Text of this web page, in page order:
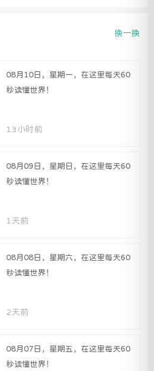
换一换
08月10日，星期一，在这里每天60
秒读懂世界！
13小时前
08月09日，星期日，在这里每天60
秒读懂世界！
1天前
08月08日，星期六，在这里每天60
秒读懂世界！
2天前
08月07日，星期五，在这里每天60
秒读懂世界！